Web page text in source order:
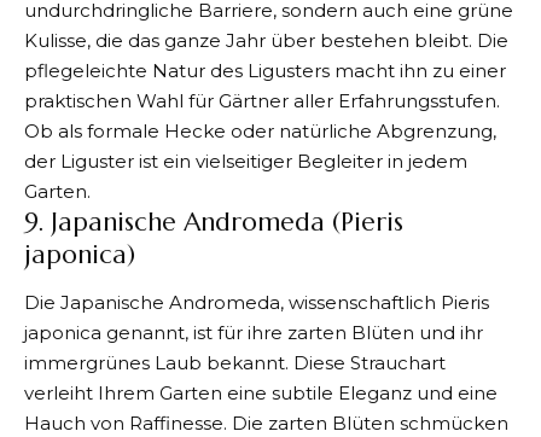
undurchdringliche Barriere, sondern auch eine grüne
Kulisse, die das ganze Jahr über bestehen bleibt. Die
pflegeleichte Natur des Ligusters macht ihn zu einer
praktischen Wahl für Gärtner aller Erfahrungsstufen.
Ob als formale Hecke oder natürliche Abgrenzung,
der Liguster ist ein vielseitiger Begleiter in jedem
Garten.
9. Japanische Andromeda (Pieris
japonica)
Die Japanische Andromeda, wissenschaftlich Pieris
japonica genannt, ist für ihre zarten Blüten und ihr
immergrünes Laub bekannt. Diese Strauchart
verleiht Ihrem Garten eine subtile Eleganz und eine
Hauch von Raffinesse. Die zarten Blüten schmücken